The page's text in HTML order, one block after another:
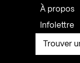
À propos
Infolettre
Trouver